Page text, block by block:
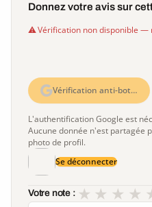
Donnez votre avis sur
Vérification non disponible —
Vérification anti-bot…
L'authentification Google est
Aucune donnée n'est partagée
photo de profil.
Se déconnecter
Votre note : ★
★
★
★